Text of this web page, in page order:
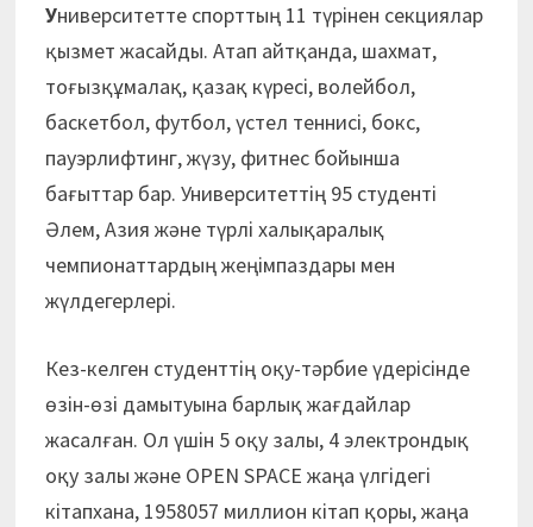
Университетте спорттың 11 түрінен секциялар
қызмет жасайды. Атап айтқанда, шахмат,
тоғызқұмалақ, қазақ күресі, волейбол,
баскетбол, футбол, үстел теннисі, бокс,
пауэрлифтинг, жүзу, фитнес бойынша
бағыттар бар. Университеттің 95 студенті
Әлем, Азия және түрлі халықаралық
чемпионаттардың жеңімпаздары мен
жүлдегерлері.
Кез-келген студенттің оқу-тәрбие үдерісінде
өзін-өзі дамытуына барлық жағдайлар
жасалған. Ол үшін 5 оқу залы, 4 электрондық
оқу залы және OPEN SPACE жаңа үлгідегі
кітапхана, 1958057 миллион кітап қоры, жаңа